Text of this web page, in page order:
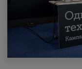
Поддршка
Надополни кредит